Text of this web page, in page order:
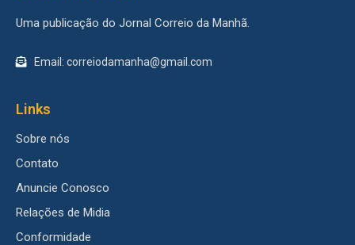
Uma publicação do Jornal Correio da Manhã.
Email: correiodamanha@gmail.com
Links
Sobre nós
Contato
Anuncie Conosco
Relações de Midia
Conformidade